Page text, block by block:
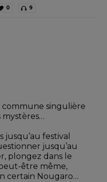
0 9
singulière
jusqu’au festival
jusqu’au
plongez dans le
être même,
certain Nougaro…